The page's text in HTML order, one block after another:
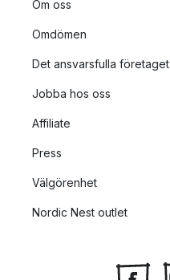
Om oss
Omdömen
Det ansvarsfulla företaget
Jobba hos oss
Affiliate
Press
Välgörenhet
Nordic Nest outlet